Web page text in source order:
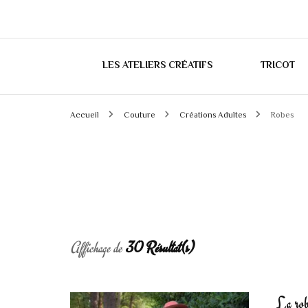
LES ATELIERS CRÉATIFS TRICOT
Accueil Couture Créations Adultes Robes
Affichage de30 Résultat(s)
La